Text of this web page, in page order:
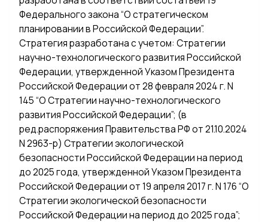
Федерального закона “О стратегическом
планировании в Российской Федерации”.
Стратегия разработана с учетом: Стратегии
научно-технологического развития Российской
Федерации, утвержденной Указом Президента
Российской Федерации от 28 февраля 2024 г. N
145 “О Стратегии научно-технологического
развития Российской Федерации”; (в
ред.распоряжения Правительства РФ от 21.10.2024
N 2963-р) Стратегии экологической
безопасности Российской Федерации на период
до 2025 года, утвержденной Указом Президента
Российской Федерации от 19 апреля 2017 г. N 176 “О
Стратегии экологической безопасности
Российской Федерации на период до 2025 года”;